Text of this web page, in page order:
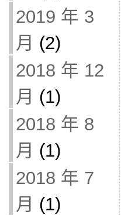
2019 年 3
月 (2)
2018 年 12
月 (1)
2018 年 8
月 (1)
2018 年 7
月 (1)